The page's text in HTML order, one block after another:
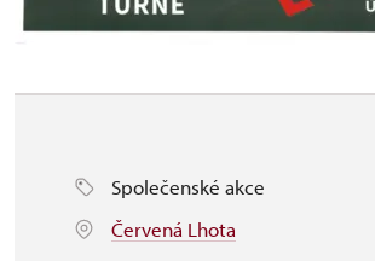
Společenské akce
Červená Lhota